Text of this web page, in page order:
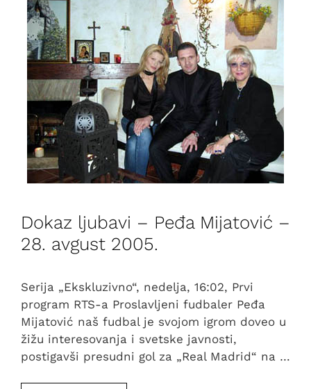
Dokaz ljubavi – Peđa Mijatović –
28. avgust 2005.
Serija „Ekskluzivno“, nedelja, 16:02, Prvi
program RTS-a Proslavljeni fudbaler Peđa
Mijatović naš fudbal je svojom igrom doveo u
žižu interesovanja i svetske javnosti,
postigavši presudni gol za „Real Madrid“ na …